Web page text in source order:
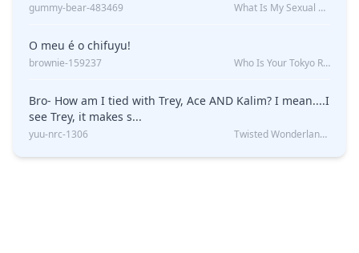
gummy-bear-483469 What Is My Sexual Orientation: Uncovered
O meu é o chifuyu!
brownie-159237 Who Is Your Tokyo Revengers Boyfriend?
Bro- How am I tied with Trey, Ace AND Kalim? I mean....I
see Trey, it makes s...
yuu-nrc-1306 Twisted Wonderland Kin Quiz